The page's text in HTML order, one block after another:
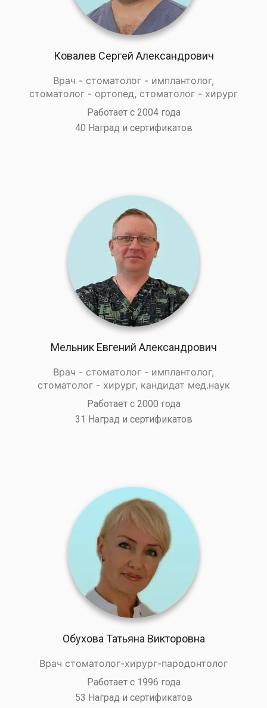
Ковалев Сергей Александрович
Врач - стоматолог - имплантолог,
стоматолог - ортопед, стоматолог - хирург
Работает с 2004 года
40 Наград и сертификатов
Мельник Евгений Александрович
Врач - стоматолог - имплантолог,
стоматолог - хирург, кандидат мед.наук
Работает с 2000 года
31 Наград и сертификатов
Обухова Татьяна Викторовна
Врач стоматолог-хирург-пародонтолог
Работает с 1996 года
53 Наград и сертификатов